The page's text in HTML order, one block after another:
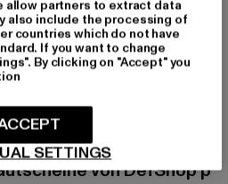
AN, UM
ZU BLEI
Newsletter an und
über aktuelle Tre
von DefShop p
allow partners to extract data
also include the processing of
countries which do not have
If you want to change
By clicking on "Accept" you
SETTINGS